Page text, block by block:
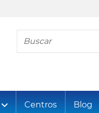
Busca tu neumático
Centros Blog